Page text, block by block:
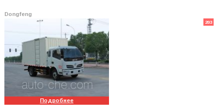
Dongfeng
203
Подробнее